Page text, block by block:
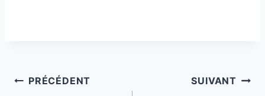
Navigation
PRÉCÉDENT SUIVANT